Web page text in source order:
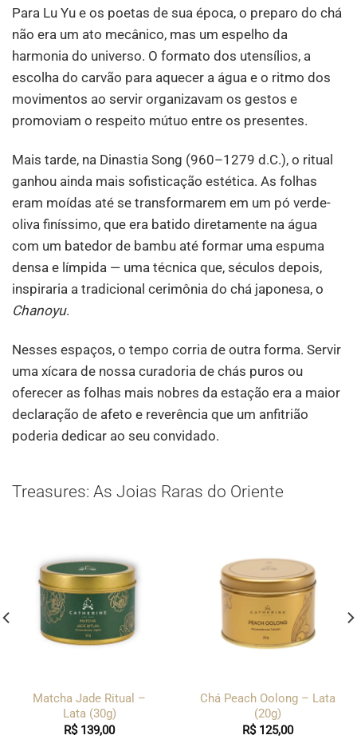
Para Lu Yu e os poetas de sua época, o preparo do chá
não era um ato mecânico, mas um espelho da
harmonia do universo. O formato dos utensílios, a
escolha do carvão para aquecer a água e o ritmo dos
movimentos ao servir organizavam os gestos e
promoviam o respeito mútuo entre os presentes.
Mais tarde, na Dinastia Song (960–1279 d.C.), o ritual
ganhou ainda mais sofisticação estética. As folhas
eram moídas até se transformarem em um pó verde-
oliva finíssimo, que era batido diretamente na água
com um batedor de bambu até formar uma espuma
densa e límpida — uma técnica que, séculos depois,
inspiraria a tradicional cerimônia do chá japonesa, o
Chanoyu.
Nesses espaços, o tempo corria de outra forma. Servir
uma xícara de nossa curadoria de chás puros ou
oferecer as folhas mais nobres da estação era a maior
declaração de afeto e reverência que um anfitrião
poderia dedicar ao seu convidado.
Treasures: As Joias Raras do Oriente
Matcha Jade Ritual –
Lata (30g)
R$139,00
Chá Peach Oolong – Lata
(20g)
R$125,00